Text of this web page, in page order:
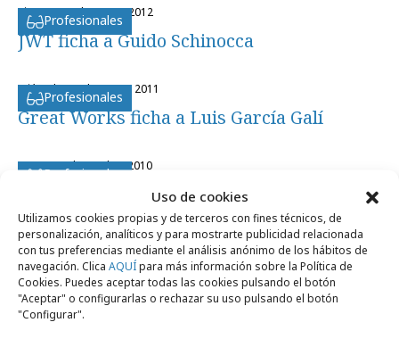
Uso de cookies
Utilizamos cookies propias y de terceros con fines técnicos, de
personalización, analíticos y para mostrarte publicidad relacionada
con tus preferencias mediante el análisis anónimo de los hábitos de
navegación. Clica AQUÍpara más información sobre la Política de
Cookies. Puedes aceptar todas las cookies pulsando el botón
"Aceptar" o configurarlas o rechazar su uso pulsando el botón
"Configurar".
Profesionales
viernes, 23 de marzo 2012
JWT ficha a Guido Schinocca
Profesionales
miércoles, 2 de marzo 2011
Great Works ficha a Luis García Galí
Profesionales
lunes, 18 de octubre 2010
Great Works ficha a Ángel Sánchez
Artículos recientes